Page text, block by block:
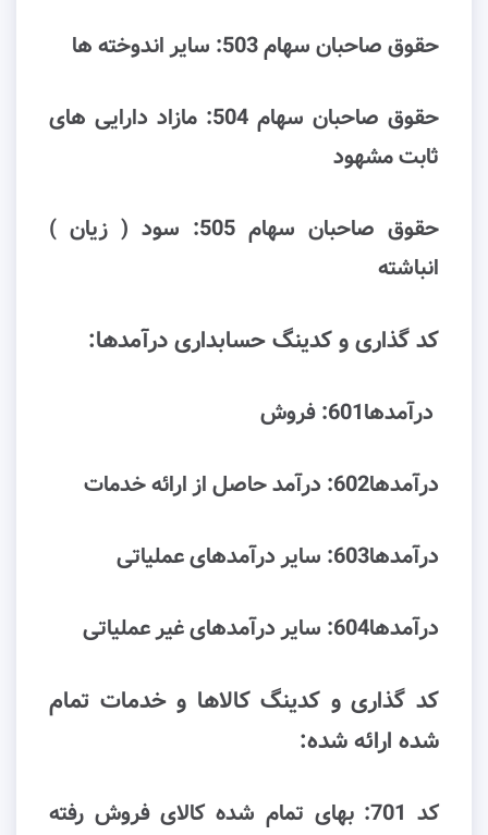
ﺣﻘﻮق ﺻﺎﺣﺒﺎن ﺳﻬﺎم 503: ﺳﺎﯾﺮ اﻧﺪوﺧﺘﻪ ﻫﺎ
ﺣﻘﻮق ﺻﺎﺣﺒﺎن ﺳﻬﺎم 504: ﻣﺎزاد داراﯾﯽ ﻫﺎی
ﺛﺎﺑﺖ ﻣﺸﻬﻮد
ﺣﻘﻮق ﺻﺎﺣﺒﺎن ﺳﻬﺎم 505: سود ( زیان )
انباشته
کد گذاری و کدینگ حسابداری درآﻣﺪﻫﺎ:
درآمدها601: فروش
درآمدها602: درآﻣﺪ ﺣﺎﺻﻞ از اراﺋﻪ ﺧﺪﻣﺎت
درآمدها603: ﺳﺎﯾﺮ درآﻣﺪﻫﺎی ﻋﻤﻠﯿﺎﺗﯽ
درآمدها604: ﺳﺎﯾﺮ درآﻣﺪﻫﺎی ﻏﯿﺮ ﻋﻤﻠﯿﺎﺗﯽ
کد گذاری و کدینگ کالاها و خدمات تمام
شده ارائه شده:
کد 701: ﺑﻬﺎی ﺗﻤﺎم ﺷﺪه ﮐﺎﻻی ﻓﺮوش رﻓﺘﻪ